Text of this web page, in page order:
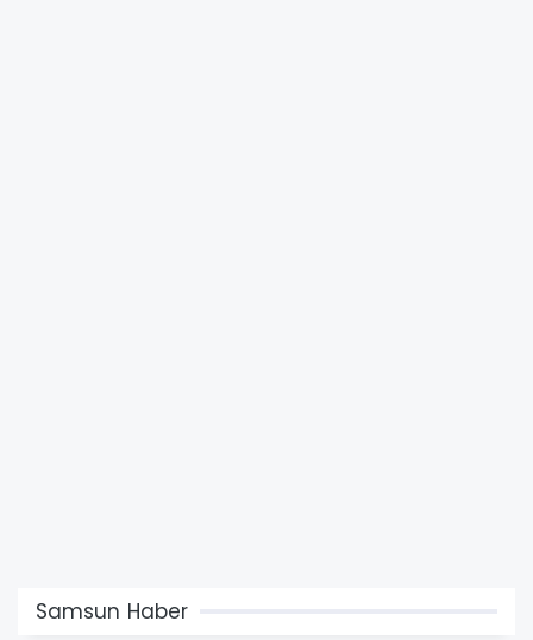
Samsun Haber